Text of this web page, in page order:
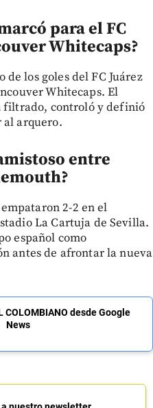
para el FC
Whitecaps?
de los goles del FC Juárez
Whitecaps. El
filtrado, controló y definió
al arquero.
entre
2-2 en el
La Cartuja de Sevilla.
español como
antes de afrontar la nueva
COLOMBIANO desde Google
News